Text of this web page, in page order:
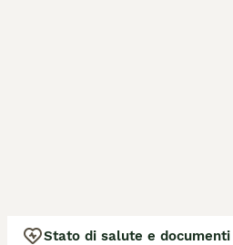
Stato di salute e documenti